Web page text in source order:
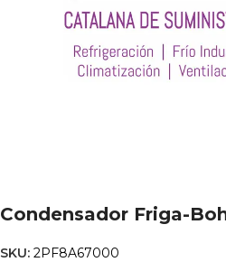
Condensador Friga-
SKU: 2PF8A67000